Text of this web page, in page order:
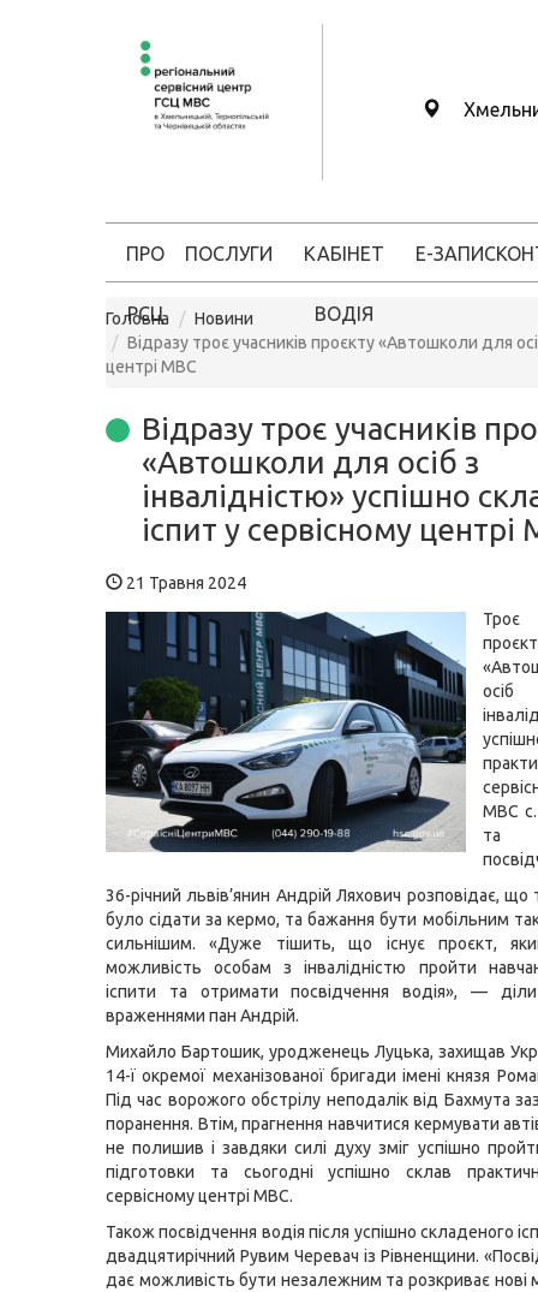
ПРО
РСЦ
ПОСЛУГИ КАБІНЕТ
ВОДІЯ
Е-ЗАПИС
Головна
Новини
Відразу троє учасників проєкту «Автошколи для
центрі МВС
Відразу троє учасників
«Автошколи для осіб з
інвалідністю» успішно
іспит у сервісному
21 Травня 2024
Троє
МВС
та
36-річний львів’янин Андрій Ляхович розповідає, що
було сідати за кермо, та бажання бути мобільним
сильнішим. «Дуже тішить, що існує проєкт,
можливість особам з інвалідністю пройти
іспити та отримати посвідчення водія», —
враженнями пан Андрій.
Михайло Бартошик, уродженець Луцька, захищав
14-ї окремої механізованої бригади імені князя
Під час ворожого обстрілу неподалік від Бахмута
поранення. Втім, прагнення навчитися кермувати
не полишив і завдяки силі духу зміг успішно
підготовки та сьогодні успішно склав
сервісному центрі МВС.
Також посвідчення водія після успішно складеного
двадцятирічний Рувим Черевач із Рівненщини.
дає можливість бути незалежним та розкриває нові